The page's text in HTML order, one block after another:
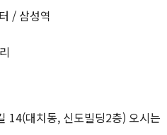
/ 삼성역
14(대치동, 신도빌딩2층) 오시는